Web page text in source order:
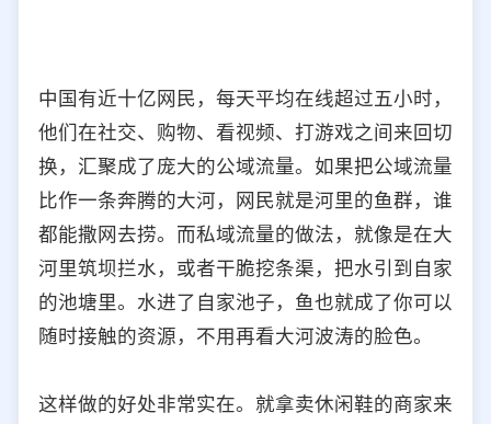
中国有近十亿网民，每天平均在线超过五小时，
他们在社交、购物、看视频、打游戏之间来回切
换，汇聚成了庞大的公域流量。如果把公域流量
比作一条奔腾的大河，网民就是河里的鱼群，谁
都能撒网去捞。而私域流量的做法，就像是在大
河里筑坝拦水，或者干脆挖条渠，把水引到自家
的池塘里。水进了自家池子，鱼也就成了你可以
随时接触的资源，不用再看大河波涛的脸色。
这样做的好处非常实在。就拿卖休闲鞋的商家来